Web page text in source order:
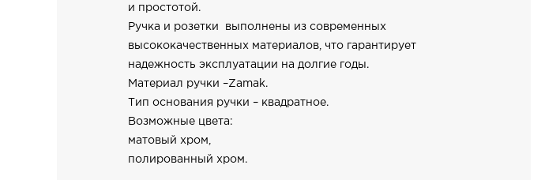
и простотой.
Ручка и розетки выполнены из современных
высококачественных материалов, что гарантирует
надежность эксплуатации на долгие годы.
Материал ручки –Zamak.
Тип основания ручки – квадратное.
Возможные цвета:
матовый хром,
полированный хром.